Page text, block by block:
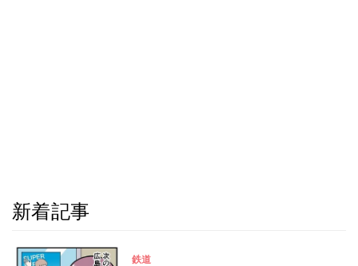
新着記事
鉄道